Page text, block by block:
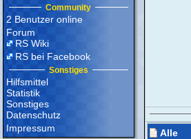
Community
2 Benutzer online
Forum
RS Wiki
RS bei Facebook
Sonstiges
Hilfsmittel
Statistik
Sonstiges
Datenschutz
Impressum
Alle